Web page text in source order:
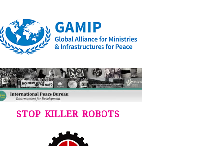
STOP KILLER ROBOTS